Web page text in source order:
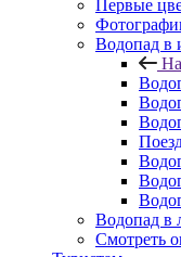
Первые
Водопад в
Водопад в
Смотреть